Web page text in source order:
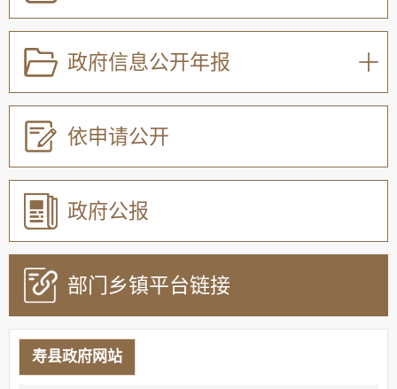
政府信息公开年报
依申请公开
政府公报
部门乡镇平台链接
寿县政府网站